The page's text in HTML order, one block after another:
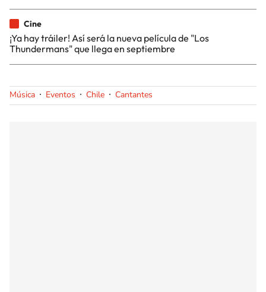
Cine
¡Ya hay tráiler! Así será la nueva película de "Los
Thundermans" que llega en septiembre
Música Eventos Chile Cantantes